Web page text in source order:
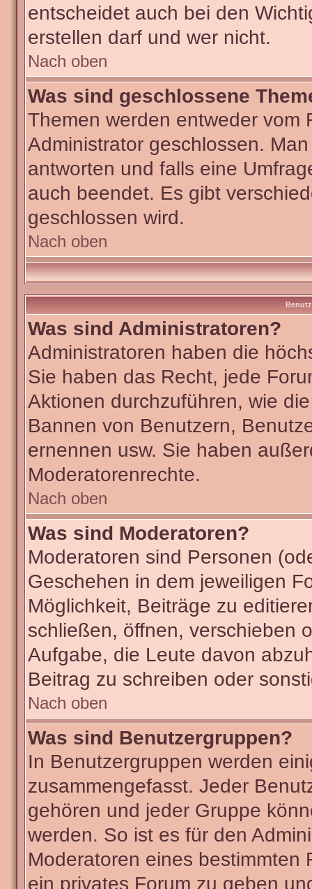
entscheidet auch bei den
erstellen darf und wer nicht.
Nach oben
Was sind geschlossene
Themen werden entweder vom
Administrator geschlossen.
antworten und falls eine
auch beendet. Es gibt
geschlossen wird.
Nach oben
Was sind Administratoren?
Administratoren haben die
Sie haben das Recht, jede
Aktionen durchzuführen, wie
Bannen von Benutzern,
ernennen usw. Sie haben
Moderatorenrechte.
Nach oben
Was sind Moderatoren?
Moderatoren sind Personen
Geschehen in dem jeweiligen
Möglichkeit, Beiträge zu
schließen, öffnen, verschieben
Aufgabe, die Leute davon
Beitrag zu schreiben oder
Nach oben
Was sind Benutzergruppen?
In Benutzergruppen werden
zusammengefasst. Jeder
gehören und jeder Gruppe
werden. So ist es für den
Moderatoren eines bestimmten
ein privates Forum zu geben